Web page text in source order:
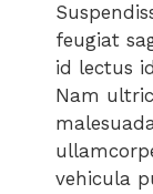
feugiat
id lectus
Nam
vehicula